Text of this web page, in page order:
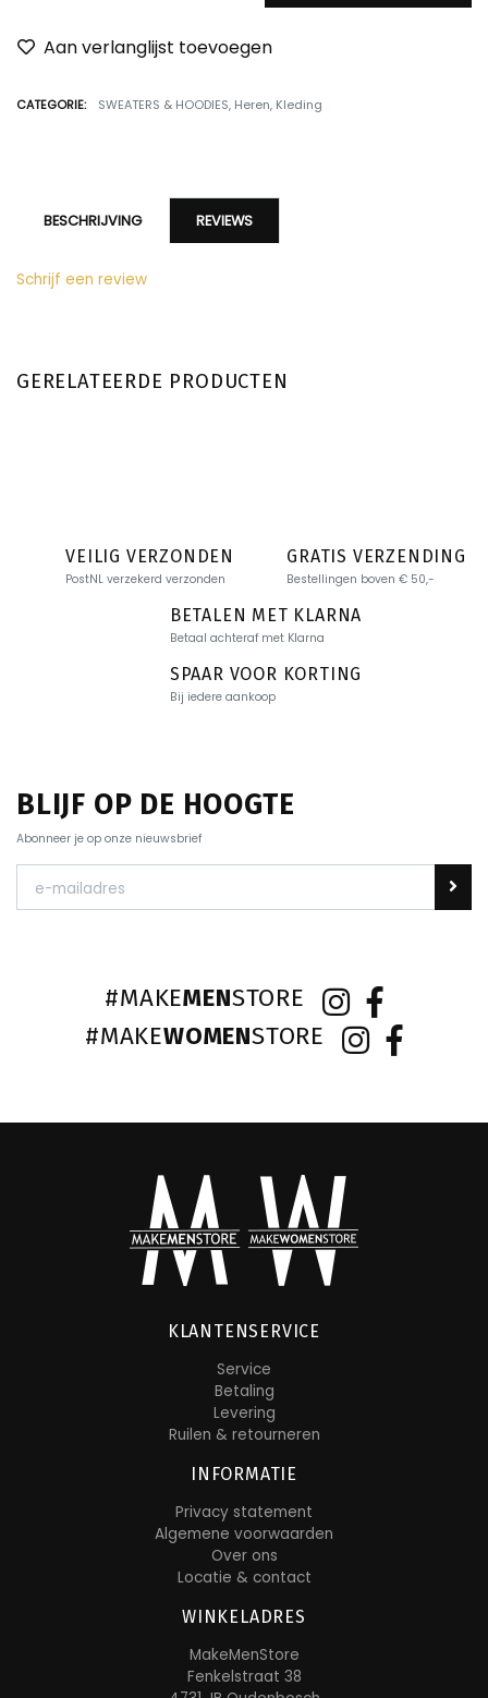
Aan verlanglijst toevoegen
CATEGORIE: SWEATERS & HOODIES, Heren, Kleding
BESCHRIJVING REVIEWS
Schrijf een review
GERELATEERDE PRODUCTEN
VEILIG VERZONDEN
PostNL verzekerd verzonden
GRATIS VERZENDING
Bestellingen boven € 50,-
BETALEN MET KLARNA
Betaal achteraf met Klarna
SPAAR VOOR KORTING
Bij iedere aankoop
BLIJF OP DE HOOGTE
Abonneer je op onze nieuwsbrief
#MAKEMENSTORE
#MAKEWOMENSTORE
KLANTENSERVICE
Service
Betaling
Levering
Ruilen & retourneren
INFORMATIE
Privacy statement
Algemene voorwaarden
Over ons
Locatie & contact
WINKELADRES
MakeMenStore
Fenkelstraat 38